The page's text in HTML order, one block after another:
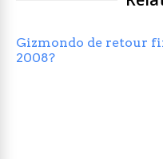
Gizmondo de retour
2008?